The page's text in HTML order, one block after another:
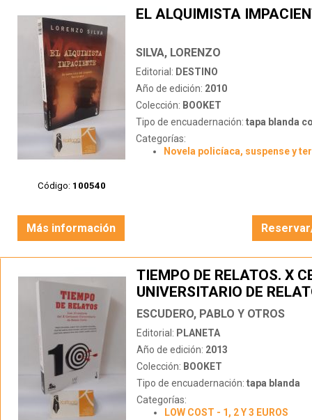
Código: 100540
EL ALQUIMISTA
SILVA, LORENZO
Editorial: DESTINO
Año de edición: 2010
Colección: BOOKET
Tipo de encuadernación: tapa blanda
Categorías:
Novela policíaca, suspense y
Más información
TIEMPO DE RELATOS. X
UNIVERSITARIO DE
ESCUDERO, PABLO Y OTROS
Editorial: PLANETA
Año de edición: 2013
Colección: BOOKET
Tipo de encuadernación: tapa blanda
Categorías:
LOW COST - 1, 2 Y 3 EUROS